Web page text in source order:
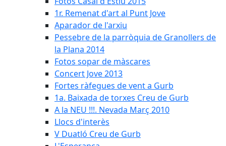
1r. Remenat d'art al Punt Jove
Aparador de l'arxiu
Pessebre de la parròquia de Granollers de
la Plana 2014
Fotos sopar de màscares
Concert Jove 2013
Fortes ràfegues de vent a Gurb
1a. Baixada de torxes Creu de Gurb
A la NEU !!!. Nevada Març 2010
Llocs d'interès
V Duatló Creu de Gurb